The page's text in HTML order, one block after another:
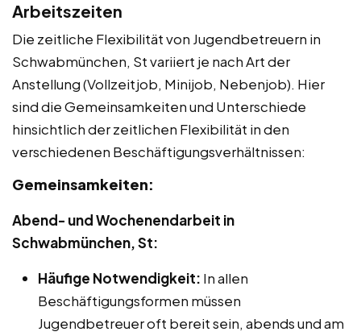
Arbeitszeiten
Die zeitliche Flexibilität von Jugendbetreuern in
Schwabmünchen, St variiert je nach Art der
Anstellung (Vollzeitjob, Minijob, Nebenjob). Hier
sind die Gemeinsamkeiten und Unterschiede
hinsichtlich der zeitlichen Flexibilität in den
verschiedenen Beschäftigungsverhältnissen:
Gemeinsamkeiten:
Abend- und Wochenendarbeit in
Schwabmünchen, St:
Häufige Notwendigkeit: In allen
Beschäftigungsformen müssen
Jugendbetreuer oft bereit sein, abends und am